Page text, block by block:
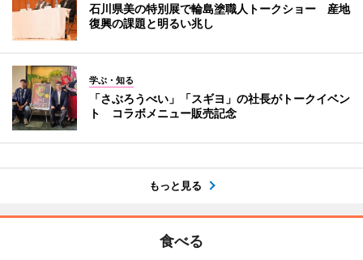
石川県美の特別展で輪島塗職人トークショー 産地
復興の課題と明るい兆し
学ぶ・知る
「さぶろうべい」「スギヨ」の社長がトークイベン
ト コラボメニュー販売記念
もっと見る
食べる